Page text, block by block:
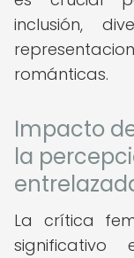
inclusión,
románticas.
Impacto
la
La crítica